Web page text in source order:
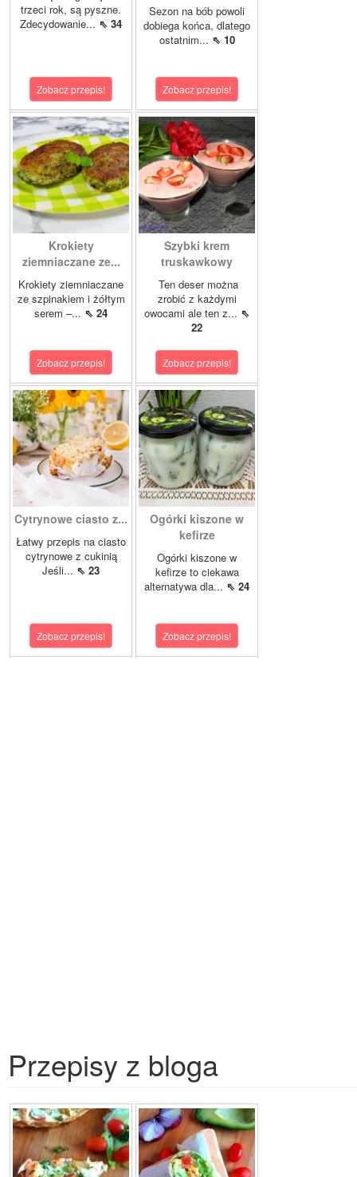
trzeci rok, są pyszne.
Zdecydowanie... ⇖ 34
Zobacz przepis!
Sezon na bób powoli
dobiega końca, dlatego
ostatnim... ⇖ 10
Zobacz przepis!
Krokiety
ziemniaczane ze...
Krokiety ziemniaczane
ze szpinakiem i żółtym
serem –... ⇖ 24
Zobacz przepis!
Szybki krem
truskawkowy
Ten deser można
zrobić z każdymi
owocami ale ten z... ⇖
22
Zobacz przepis!
Cytrynowe ciasto z...
Łatwy przepis na ciasto
cytrynowe z cukinią
Jeśli... ⇖ 23
Zobacz przepis!
Ogórki kiszone w
kefirze
Ogórki kiszone w
kefirze to ciekawa
alternatywa dla... ⇖ 24
Zobacz przepis!
Przepisy z bloga